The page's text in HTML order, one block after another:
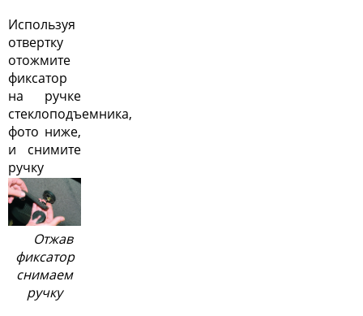
Используя
отвертку
отожмите
фиксатор
на ручке
стеклоподъемника,
фото ниже,
и снимите
ручку
Отжав
фиксатор
снимаем
ручку